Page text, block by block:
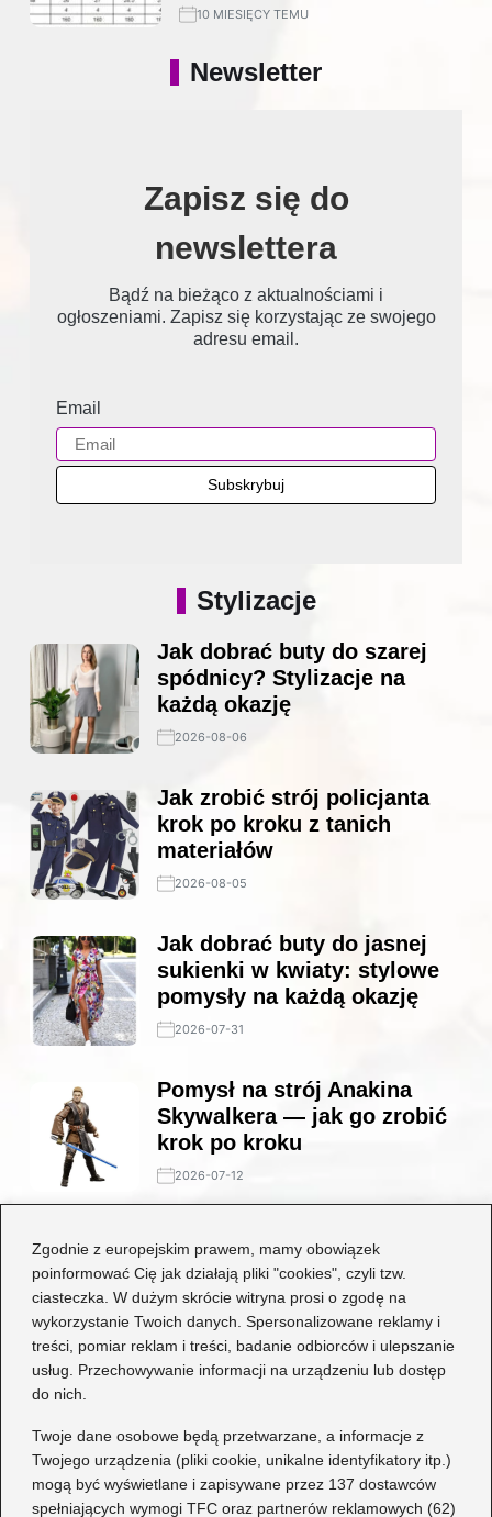
Zgodnie z europejskim prawem, mamy obowiązek
poinformować Cię jak działają pliki "cookies", czyli tzw.
ciasteczka. W dużym skrócie witryna prosi o zgodę na
wykorzystanie Twoich danych. Spersonalizowane reklamy i
treści, pomiar reklam i treści, badanie odbiorców i ulepszanie
usług. Przechowywanie informacji na urządzeniu lub dostęp
do nich.
Twoje dane osobowe będą przetwarzane, a informacje z
Twojego urządzenia (pliki cookie, unikalne identyfikatory itp.)
mogą być wyświetlane i zapisywane przez 137 dostawców
spełniających wymogi TFC oraz partnerów reklamowych (62)
10 MIESIĘCY TEMU
Newsletter
Zapisz się do
newslettera
Bądź na bieżąco z aktualnościami i
ogłoszeniami. Zapisz się korzystając ze swojego
adresu email.
Email
Stylizacje
Jak dobrać buty do szarej
spódnicy? Stylizacje na
każdą okazję
2026-08-06
Jak zrobić strój policjanta
krok po kroku z tanich
materiałów
2026-08-05
Jak dobrać buty do jasnej
sukienki w kwiaty: stylowe
pomysły na każdą okazję
2026-07-31
Pomysł na strój Anakina
Skywalkera — jak go zrobić
krok po kroku
2026-07-12
buty będą idealne do czarnej
koronkowej sukienki?
2026-06-29
Kategorie
Dziecko(17)
Moda(70)
Obuwie(78)